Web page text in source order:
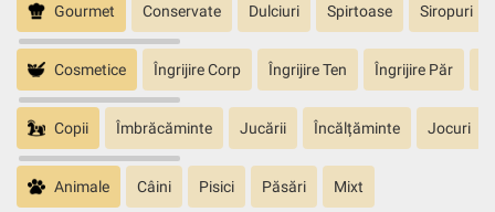
Gourmet Conservate Dulciuri Spirtoase Siropuri
Cosmetice Îngrijire Corp Îngrijire Ten Îngrijire Păr
Copii Îmbrăcăminte Jucării Încălțăminte Jocuri
Animale Câini Pisici Păsări Mixt